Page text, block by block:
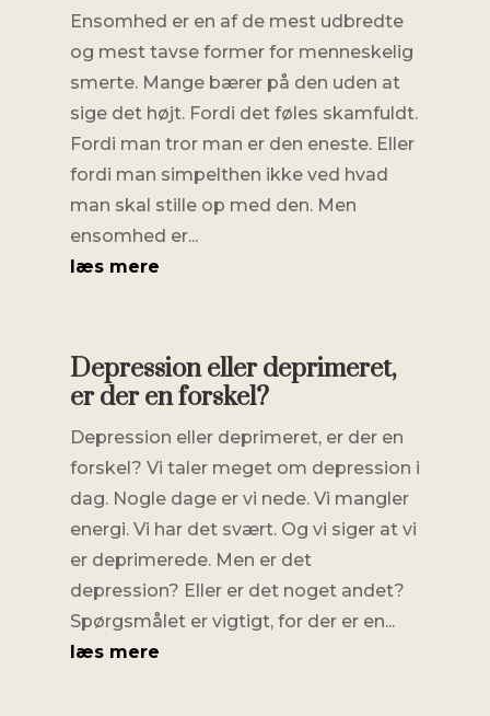
Ensomhed er en af de mest udbredte
og mest tavse former for menneskelig
smerte. Mange bærer på den uden at
sige det højt. Fordi det føles skamfuldt.
Fordi man tror man er den eneste. Eller
fordi man simpelthen ikke ved hvad
man skal stille op med den. Men
ensomhed er...
læs mere
Depression eller deprimeret,
er der en forskel?
Depression eller deprimeret, er der en
forskel? Vi taler meget om depression i
dag. Nogle dage er vi nede. Vi mangler
energi. Vi har det svært. Og vi siger at vi
er deprimerede. Men er det
depression? Eller er det noget andet?
Spørgsmålet er vigtigt, for der er en...
læs mere